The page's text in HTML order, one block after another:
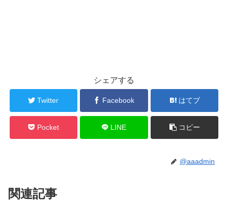
シェアする
Twitter Facebook はてブ
Pocket LINE コピー
@aaadmin
関連記事